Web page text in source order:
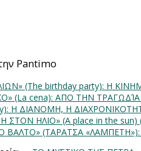
Pantimo
(The birthday party): H
(La cena): ΑΠΟ ΤΗΝ
Η ΔΙΑΝΟΜΗ, Η
ΣΤΟΝ ΗΛΙΟ» (Α place in the
ΒΑΛΤΟ» (ΤΑΡΑΤΣΑ